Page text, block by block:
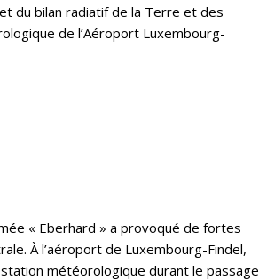
du bilan radiatif de la Terre et des
de l’Aéroport Luxembourg-
« Eberhard » a provoqué de fortes
À l’aéroport de Luxembourg-Findel,
météorologique durant le passage